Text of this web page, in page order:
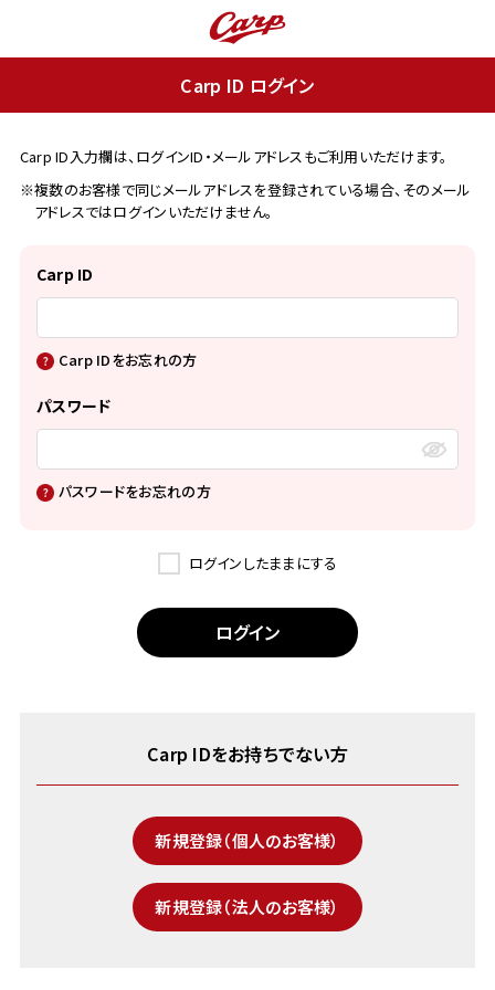
Carp ID ログイン
Carp ID入力欄は、ログインID・メールアドレスもご利用いただけます。
※複数のお客様で同じメールアドレスを登録されている場合、そのメール
アドレスではログインいただけません。
Carp ID
Carp IDをお忘れの方
パスワード
パスワードをお忘れの方
ログインしたままにする
Carp IDをお持ちでない方
新規登録（個人のお客様）
新規登録（法人のお客様）